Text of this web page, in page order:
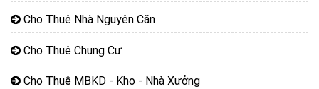
Cho Thuê Nhà Nguyên Căn
Cho Thuê Chung Cư
Cho Thuê MBKD - Kho - Nhà Xưởng